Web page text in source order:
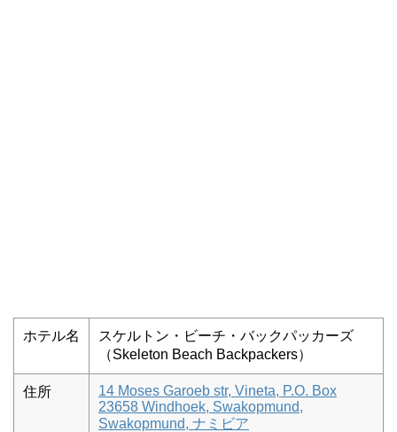
ホテル名
スケルトン・ビーチ・バックパッカーズ
（Skeleton Beach Backpackers）
住所
14 Moses Garoeb str, Vineta, P.O. Box
23658 Windhoek, Swakopmund,
Swakopmund, ナミビア